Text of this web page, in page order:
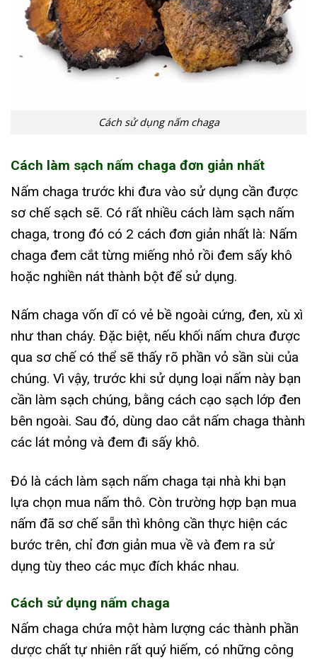
Cách sử dụng nấm chaga
Cách làm sạch nấm chaga đơn giản nhất
Nấm chaga trước khi đưa vào sử dụng cần được
sơ chế sạch sẽ. Có rất nhiều cách làm sạch nấm
chaga, trong đó có 2 cách đơn giản nhất là: Nấm
chaga đem cắt từng miếng nhỏ rồi đem sấy khô
hoặc nghiền nát thành bột để sử dụng.
Nấm chaga vốn dĩ có vẻ bề ngoài cứng, đen, xù xì
như than cháy. Đặc biệt, nếu khối nấm chưa được
qua sơ chế có thể sẽ thấy rõ phần vỏ sần sùi của
chúng. Vì vậy, trước khi sử dụng loại nấm này bạn
cần làm sạch chúng, bằng cách cạo sạch lớp đen
bên ngoài. Sau đó, dùng dao cắt nấm chaga thành
các lát mỏng và đem đi sấy khô.
Đó là cách làm sạch nấm chaga tại nhà khi bạn
lựa chọn mua nấm thô. Còn trường hợp bạn mua
nấm đã sơ chế sẵn thì không cần thực hiện các
bước trên, chỉ đơn giản mua về và đem ra sử
dụng tùy theo các mục đích khác nhau.
Cách sử dụng nấm chaga
Nấm chaga chứa một hàm lượng các thành phần
dược chất tự nhiên rất quý hiếm, có những công